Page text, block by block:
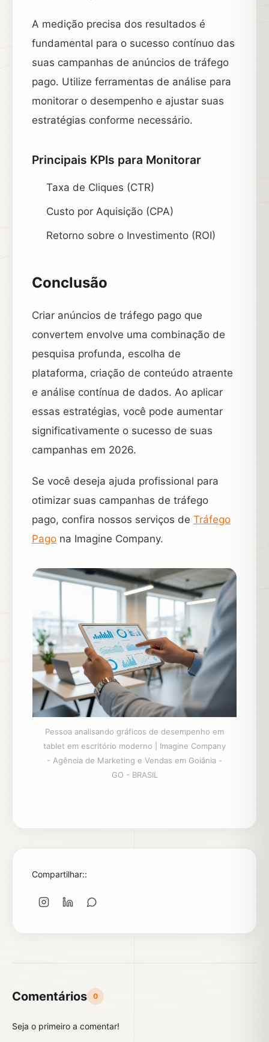
A medição precisa dos resultados é
fundamental para o sucesso contínuo das
suas campanhas de anúncios de tráfego
pago. Utilize ferramentas de análise para
monitorar o desempenho e ajustar suas
estratégias conforme necessário.
Principais KPIs para Monitorar
Taxa de Cliques (CTR)
Custo por Aquisição (CPA)
Retorno sobre o Investimento (ROI)
Conclusão
Criar anúncios de tráfego pago que
convertem envolve uma combinação de
pesquisa profunda, escolha de
plataforma, criação de conteúdo atraente
e análise contínua de dados. Ao aplicar
essas estratégias, você pode aumentar
significativamente o sucesso de suas
campanhas em 2026.
Se você deseja ajuda profissional para
otimizar suas campanhas de tráfego
pago, confira nossos serviços de Tráfego
Pago na Imagine Company.
Pessoa analisando gráficos de desempenho em
tablet em escritório moderno | Imagine Company
- Agência de Marketing e Vendas em Goiânia -
GO - BRASIL
Compartilhar::
Comentários 0
Seja o primeiro a comentar!